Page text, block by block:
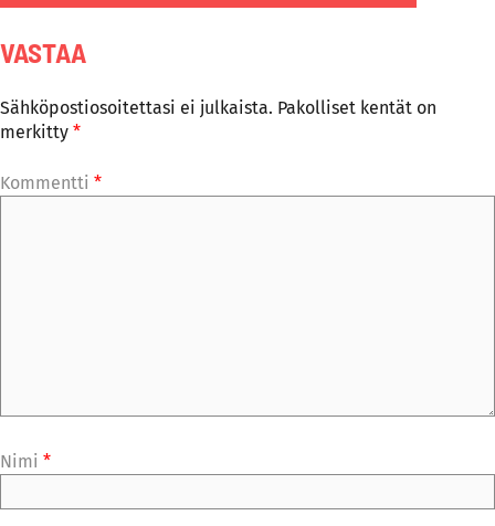
VASTAA
Sähköpostiosoitettasi ei julkaista. Pakolliset kentät on
merkitty *
Kommentti *
Nimi *